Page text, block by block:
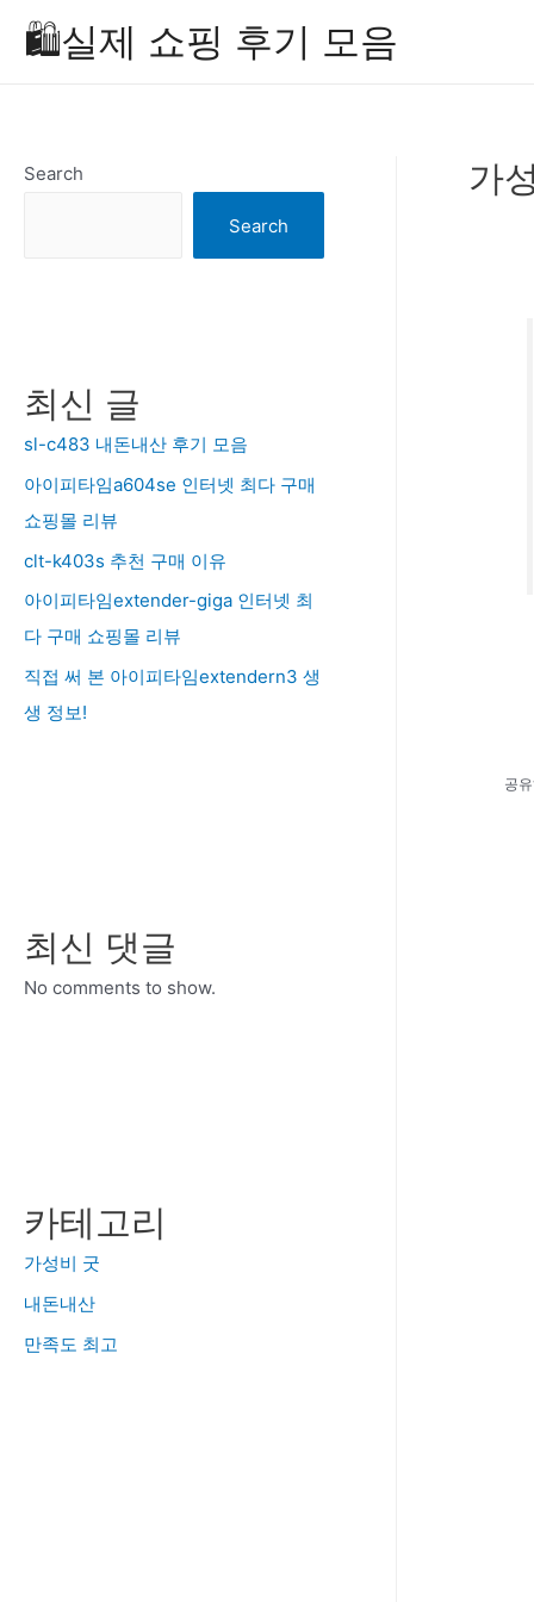
Skip
🛍️실제 쇼핑 후기 모음
Search
Search
최신 글
sl-c483 내돈내산 후기 모음
아이피타임a604se 인터넷 최다 구매
쇼핑몰 리뷰
clt-k403s 추천 구매 이유
아이피타임extender-giga 인터넷 최
다 구매 쇼핑몰 리뷰
직접 써 본 아이피타임extendern3 생
생 정보!
최신 댓글
No comments to show.
카테고리
가성비 굿
내돈내산
만족도 최고
가
공